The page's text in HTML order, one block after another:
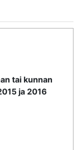
tai kunnan
ja 2016